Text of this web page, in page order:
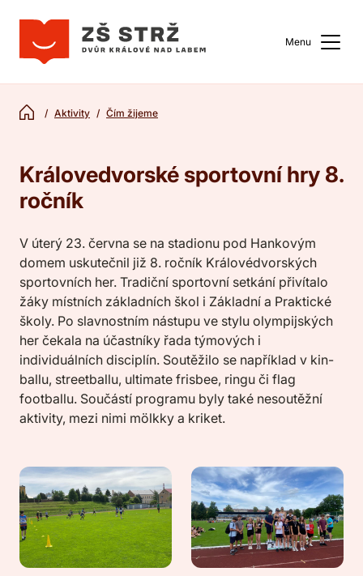
Menu
Aktivity Čím žijeme
Královedvorské sportovní hry 8.
ročník
V úterý 23. června se na stadionu pod Hankovým
domem uskutečnil již 8. ročník Královédvorských
sportovních her. Tradiční sportovní setkání přivítalo
žáky místních základních škol i Základní a Praktické
školy. Po slavnostním nástupu ve stylu olympijských
her čekala na účastníky řada týmových i
individuálních disciplín. Soutěžilo se například v kin-
ballu, streetballu, ultimate frisbee, ringu či flag
footballu. Součástí programu byly také nesoutěžní
aktivity, mezi nimi mölkky a kriket.